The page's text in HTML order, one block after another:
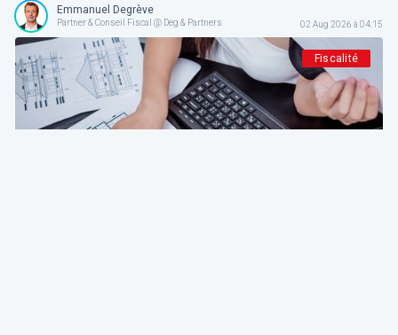
Emmanuel Degrève
Partner & Conseil Fiscal @ Deg & Partners 02 Aug 2026 à 04:15
Fiscalité